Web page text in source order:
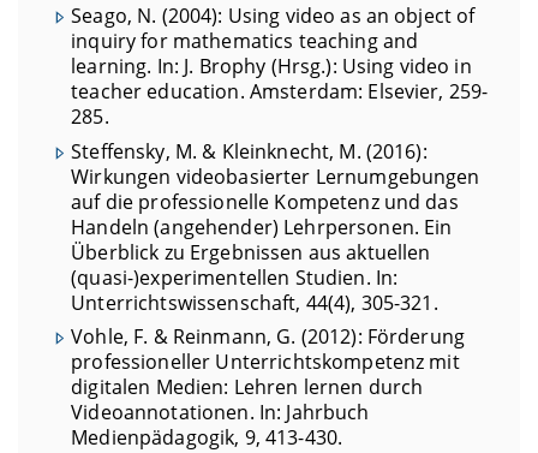
Seago, N. (2004): Using video as an object of
inquiry for mathematics teaching and
learning. In: J. Brophy (Hrsg.): Using video in
teacher education. Amsterdam: Elsevier, 259-
285.
Steffensky, M. & Kleinknecht, M. (2016):
Wirkungen videobasierter Lernumgebungen
auf die professionelle Kompetenz und das
Handeln (angehender) Lehrpersonen. Ein
Überblick zu Ergebnissen aus aktuellen
(quasi-)experimentellen Studien. In:
Unterrichtswissenschaft, 44(4), 305-321.
Vohle, F. & Reinmann, G. (2012): Förderung
professioneller Unterrichtskompetenz mit
digitalen Medien: Lehren lernen durch
Videoannotationen. In: Jahrbuch
Medienpädagogik, 9, 413-430.